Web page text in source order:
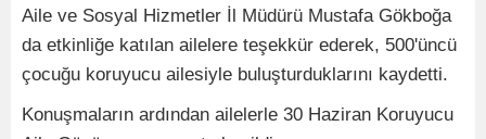
Aile ve Sosyal Hizmetler İl Müdürü Mustafa Gökboğa
da etkinliğe katılan ailelere teşekkür ederek, 500'üncü
çocuğu koruyucu ailesiyle buluşturduklarını kaydetti.
Konuşmaların ardından ailelerle 30 Haziran Koruyucu